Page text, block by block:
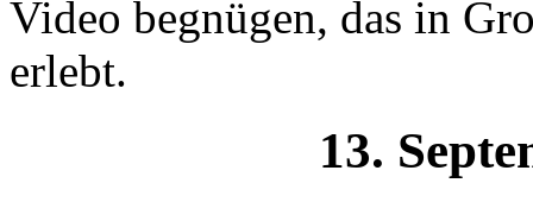
Video begnügen, das in
erlebt.
13.